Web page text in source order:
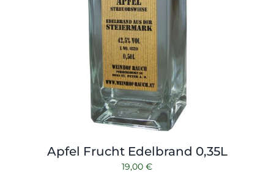
Apfel Frucht Edelbrand 0,35L
19,00 €